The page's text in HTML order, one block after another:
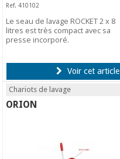
Ref. 410102
Le seau de lavage ROCKET 2 x 8
litres est très compact avec sa
presse incorporé.
Voir cet article
Chariots de lavage
ORION